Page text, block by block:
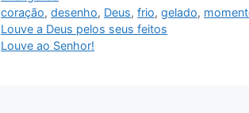
Tags
coração,desenho, Deus,frio,gelado,
Louve a Deus pelos seus feitos
Louve ao Senhor!